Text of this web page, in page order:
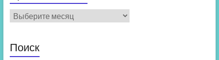
Архив
новостей
Поиск